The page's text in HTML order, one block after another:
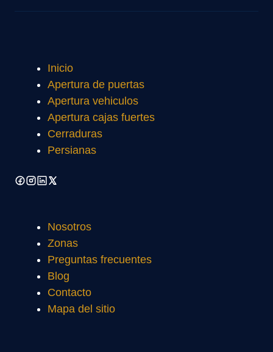
Inicio
Apertura de puertas
Apertura vehiculos
Apertura cajas fuertes
Cerraduras
Persianas
Nosotros
Zonas
Preguntas frecuentes
Blog
Contacto
Mapa del sitio